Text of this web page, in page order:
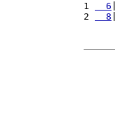
1
  6
2
  8